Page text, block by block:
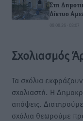
Στη
Δίκτυο
08.08.26 · 08:07
Σχολιασμός
Τα σχόλια
σχολιαστή. Η
απόψεις.
σχόλια θεωρούμε